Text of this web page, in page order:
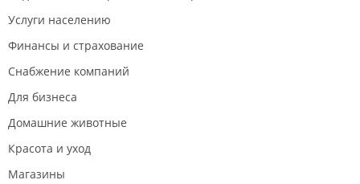
Услуги населению
Финансы и страхование
Снабжение компаний
Для бизнеса
Домашние животные
Красота и уход
Магазины